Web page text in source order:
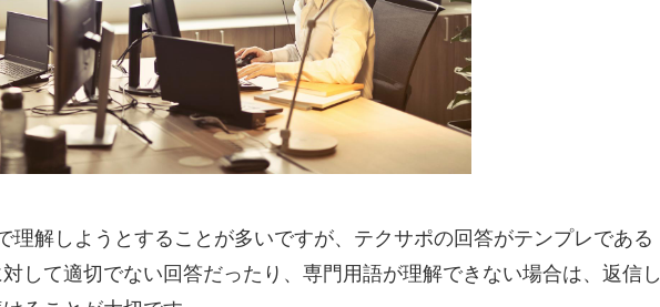
理解しようとすることが多いですが、テクサポの回答がテンプレである
して適切でない回答だったり、専門用語が理解できない場合は、返信し